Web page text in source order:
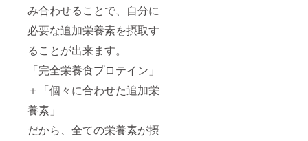
み合わせることで、自分に
必要な追加栄養素を摂取す
ることが出来ます。
「完全栄養食プロテイン」
＋「個々に合わせた追加栄
養素」
だから、全ての栄養素が摂